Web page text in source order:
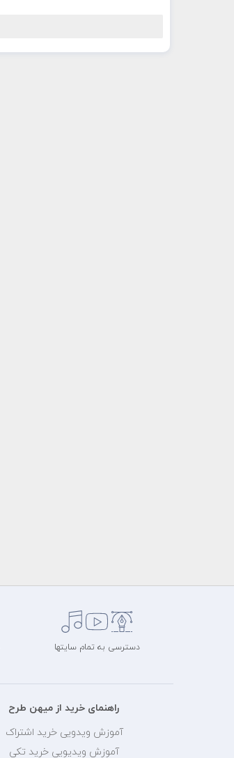
دسترسی به تمام سایتها
راهنمای خرید از میهن طرح
آموزش ویدویی خرید اشتراک
آموزش ویدیویی خرید تکی